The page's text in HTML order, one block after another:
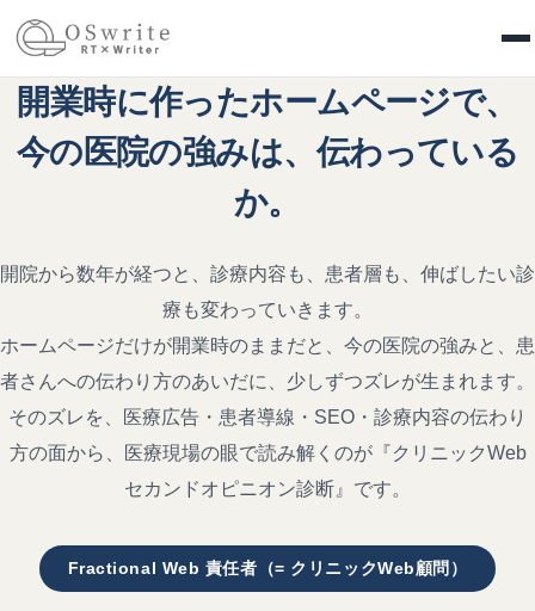
OSwrite
開業時に作ったホームページで、
今の医院の強みは、伝わっている
か。
開院から数年が経つと、診療内容も、患者層も、伸ばしたい診
療も変わっていきます。
ホームページだけが開業時のままだと、今の医院の強みと、患
者さんへの伝わり方のあいだに、少しずつズレが生まれます。
そのズレを、医療広告・患者導線・SEO・診療内容の伝わり
方の面から、医療現場の眼で読み解くのが『クリニックWeb
セカンドオピニオン診断』です。
Fractional Web 責任者（= クリニックWeb顧問）